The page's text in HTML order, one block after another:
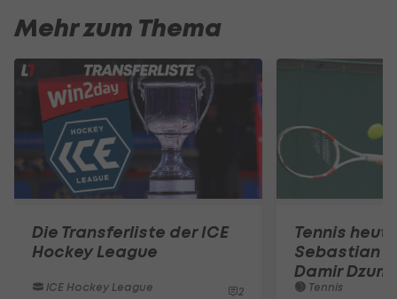
Mehr zum Thema
Die Transferliste der ICE
Hockey League
ICE Hockey League 2
Tennis
Sebastian
Damir
Tennis